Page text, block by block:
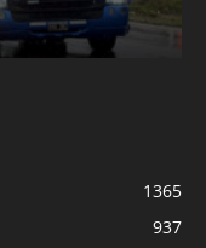
1365
937